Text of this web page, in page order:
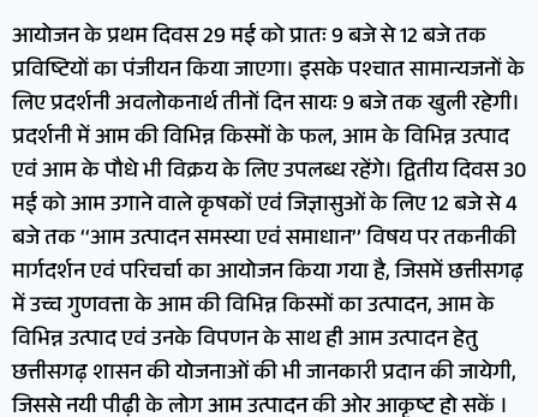
आयोजन के प्रथम दिवस 29 मई को प्रातः 9 बजे से 12 बजे तक
प्रविष्टियों का पंजीयन किया जाएगा। इसके पश्चात सामान्यजनों के
लिए प्रदर्शनी अवलोकनार्थ तीनों दिन सायः 9 बजे तक खुली रहेगी।
प्रदर्शनी में आम की विभिन्न किस्मों के फल, आम के विभिन्न उत्पाद
एवं आम के पौधे भी विक्रय के लिए उपलब्ध रहेंगे। द्वितीय दिवस 30
मई को आम उगाने वाले कृषकों एवं जिज्ञासुओं के लिए 12 बजे से 4
बजे तक ‘‘आम उत्पादन समस्या एवं समाधान’’ विषय पर तकनीकी
मार्गदर्शन एवं परिचर्चा का आयोजन किया गया है, जिसमें छत्तीसगढ़
में उच्च गुणवत्ता के आम की विभिन्न किस्मों का उत्पादन, आम के
विभिन्न उत्पाद एवं उनके विपणन के साथ ही आम उत्पादन हेतु
छत्तीसगढ़ शासन की योजनाओं की भी जानकारी प्रदान की जायेगी,
जिससे नयी पीढ़ी के लोग आम उत्पादन की ओर आकृष्ट हो सकें ।